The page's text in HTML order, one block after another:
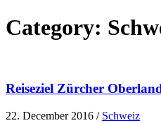
Category:
Reiseziel Zürcher
22. December 2016 / Schweiz